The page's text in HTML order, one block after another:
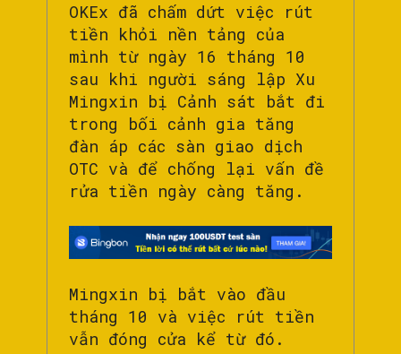
OKEx đã chấm dứt việc rút
tiền khỏi nền tảng của
mình từ ngày 16 tháng 10
sau khi người sáng lập Xu
Mingxin bị Cảnh sát bắt đi
trong bối cảnh gia tăng
đàn áp các sàn giao dịch
OTC và để chống lại vấn đề
rửa tiền ngày càng tăng.
Mingxin bị bắt vào đầu
tháng 10 và việc rút tiền
vẫn đóng cửa kể từ đó.